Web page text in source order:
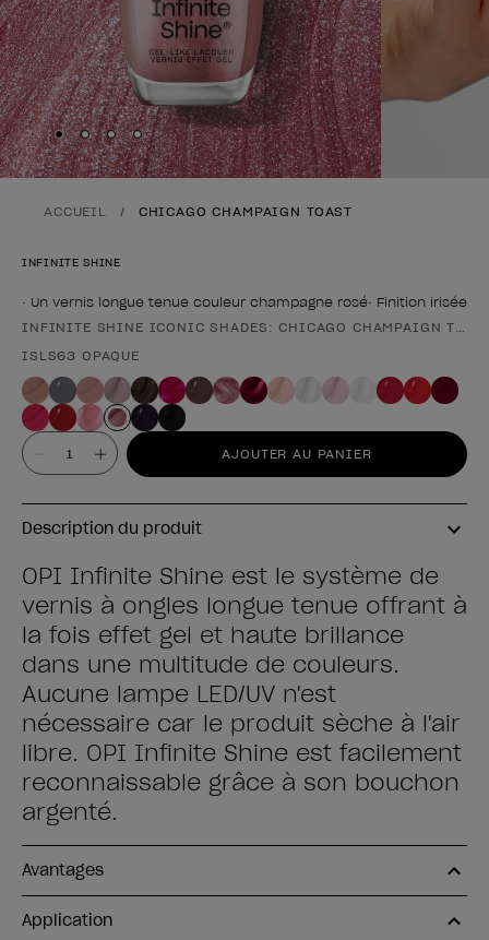
Skip to slide1
Skip to slide2
Skip to slide3
Skip to slide4
ACCUEIL CHICAGO CHAMPAIGN TOAST
INFINITE SHINE
• Un vernis longue tenue couleur champagne rosé• Finition irisée
Forme du produit
INFINITE SHINE ICONIC SHADES: CHICAGO CHAMPAIGN
ISLS63 OPAQUE
Valeur AJOUTER AU PANIER
Description du produit
OPI Infinite Shine est le système de
vernis à ongles longue tenue offrant à
la fois effet gel et haute brillance
dans une multitude de couleurs.
Aucune lampe LED/UV n'est
nécessaire car le produit sèche à l'air
libre. OPI Infinite Shine est facilement
reconnaissable grâce à son bouchon
argenté.
Avantages
Application